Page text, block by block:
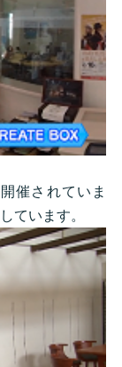
催されていま
ています。